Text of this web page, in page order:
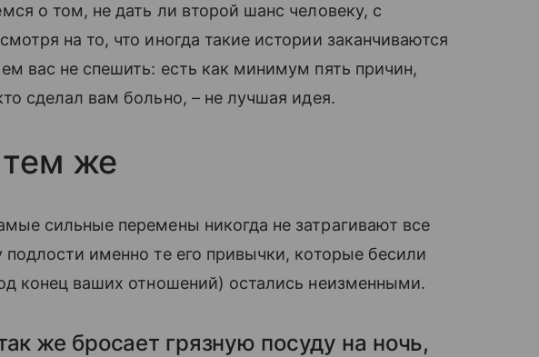
о том, не дать ли второй шанс человеку, с
на то, что иногда такие истории заканчиваются
вас не спешить: есть как минимум пять причин,
сделал вам больно, – не лучшая идея.
тем же
сильные перемены никогда не затрагивают все
именно те его привычки, которые бесили
конец ваших отношений) остались неизменными.
же бросает грязную посуду на ночь,